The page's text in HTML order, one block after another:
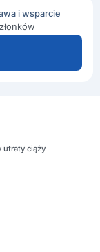
i wsparcie
utraty ciąży